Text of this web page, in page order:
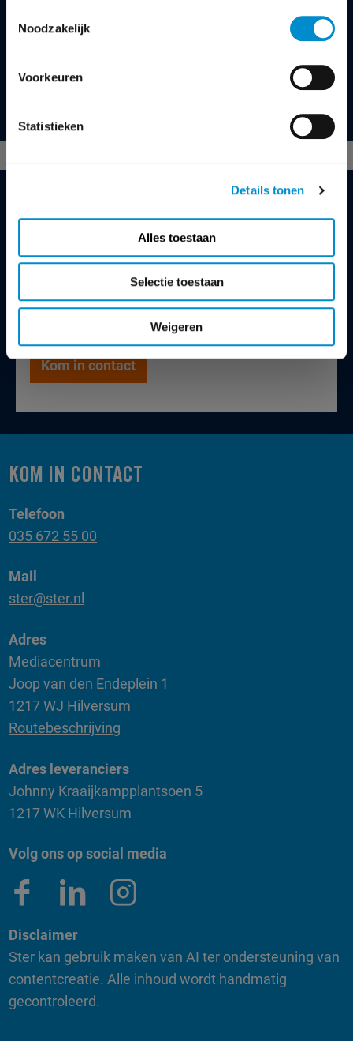
Noodzakelijk
Voorkeuren
Statistieken
Details tonen
Alles toestaan
Selectie toestaan
Weigeren
KEES-JAN VAN RULER
accountmanager
Kom in contact
KOM IN CONTACT
Telefoon
035 672 55 00
Mail
ster@ster.nl
Adres
Mediacentrum
Joop van den Endeplein 1
1217 WJ Hilversum
Routebeschrijving
Adres leveranciers
Johnny Kraaijkampplantsoen 5
1217 WK Hilversum
Volg ons op social media
Disclaimer
Ster kan gebruik maken van AI ter ondersteuning van
contentcreatie. Alle inhoud wordt handmatig
gecontroleerd.